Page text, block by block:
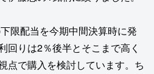
限配当を今期中間決算時に発
回りは2％後半とそこまで高く
点で購入を検討しています。ち